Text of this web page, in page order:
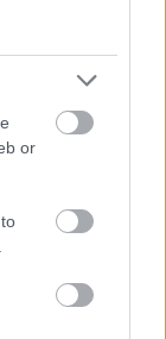
or
is!